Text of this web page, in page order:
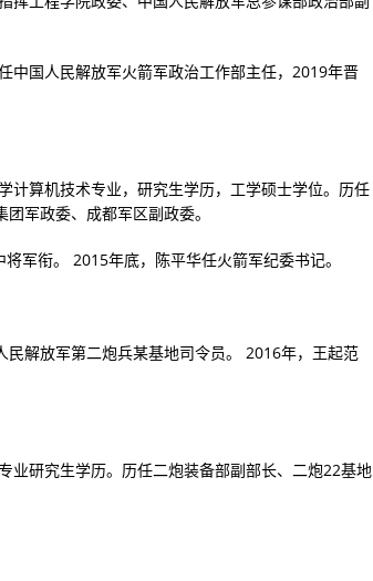
中国人民解放军火箭军政治工作部主任，2019年晋
计算机技术专业，研究生学历，工学硕士学位。历任
军政委、成都军区副政委。
军衔。 2015年底，陈平华任火箭军纪委书记。
解放军第二炮兵某基地司令员。 2016年，王起范
业研究生学历。历任二炮装备部副部长、二炮22基地